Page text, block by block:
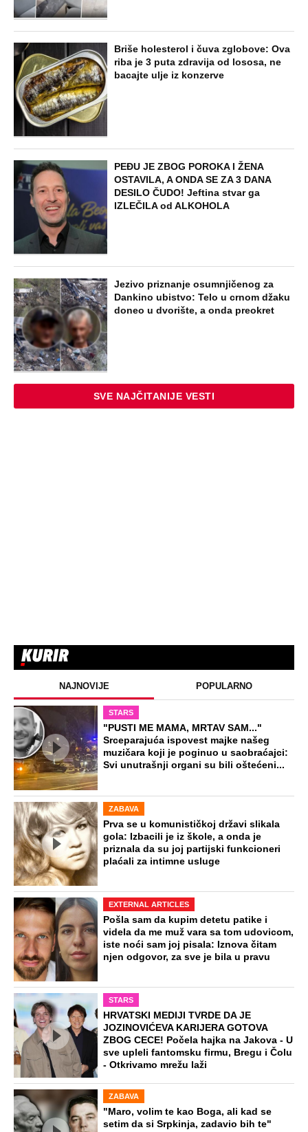
Srceparajuća ispovest majke našeg
muzičara koji je poginuo u saobraćajci:
Svi unutrašnji organi su bili oštećeni...
ZABAVA
Prva se u komunističkoj državi slikala
gola: Izbacili je iz škole, a onda je
EXTERNAL ARTICLES
Pošla sam da kupim detetu patike i
videla da me muž vara sa tom udovicom,
iste noći sam joj pisala: Iznova čitam
njen odgovor, za sve je bila u pravu
STARS
HRVATSKI MEDIJI TVRDE DA JE
JOZINOVIĆEVA KARIJERA GOTOVA
ZBOG CECE! Počela hajka na Jakova - U
sve upleli fantomsku firmu, Bregu i Čolu
- Otkrivamo mrežu laži
setim da si Srpkinja, zadavio bih te"
Andrija je bio "ministar smrti" ustaša,
Vanja Grbić rekao bratu da se ne vraća
u Srbiju: Nikola mu spomenuo sina i
objasnio gde greši
Najjači tim u Engleskoj sada je još jači:
Mikel Arteta dobio "bombu" od 90
miliona evra
Jusufa Nurkića tužio Edin Skokić:
veštačkom inteligencijom"